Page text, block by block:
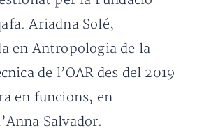
Ariadna Solé,
en Antropologia de la
de l’OAR des del 2019
en funcions, en
Salvador.